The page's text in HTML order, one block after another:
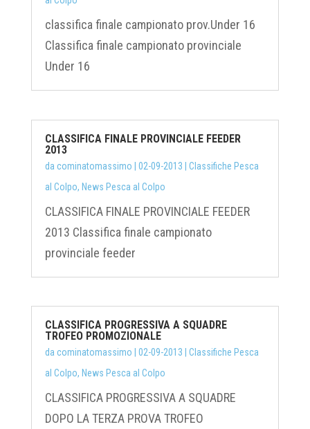
classifica finale campionato prov.Under 16
Classifica finale campionato provinciale
Under 16
CLASSIFICA FINALE PROVINCIALE FEEDER
2013
da cominatomassimo 02-09-2013
Classifiche Pesca
al Colpo, News Pesca al Colpo
CLASSIFICA FINALE PROVINCIALE FEEDER
2013 Classifica finale campionato
provinciale feeder
CLASSIFICA PROGRESSIVA A SQUADRE
TROFEO PROMOZIONALE
da cominatomassimo 02-09-2013
Classifiche Pesca
al Colpo, News Pesca al Colpo
CLASSIFICA PROGRESSIVA A SQUADRE
DOPO LA TERZA PROVA TROFEO